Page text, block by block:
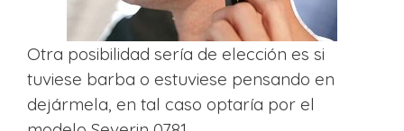
Otra posibilidad sería de elección es si
tuviese barba o estuviese pensando en
dejármela, en tal caso optaría por el